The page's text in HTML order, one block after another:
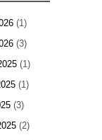
(1)
(3)
(1)
(1)
(3)
(2)